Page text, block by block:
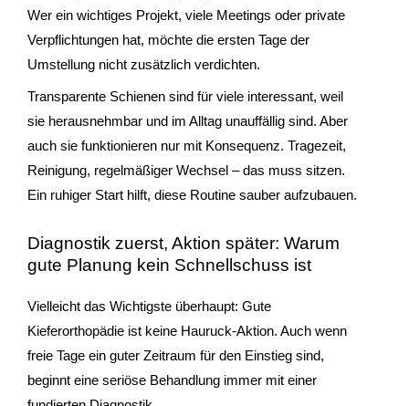
Wer ein wichtiges Projekt, viele Meetings oder private
Verpflichtungen hat, möchte die ersten Tage der
Umstellung nicht zusätzlich verdichten.
Transparente Schienen sind für viele interessant, weil
sie herausnehmbar und im Alltag unauffällig sind. Aber
auch sie funktionieren nur mit Konsequenz. Tragezeit,
Reinigung, regelmäßiger Wechsel – das muss sitzen.
Ein ruhiger Start hilft, diese Routine sauber aufzubauen.
Diagnostik zuerst, Aktion später: Warum
gute Planung kein Schnellschuss ist
Vielleicht das Wichtigste überhaupt: Gute
Kieferorthopädie ist keine Hauruck-Aktion. Auch wenn
freie Tage ein guter Zeitraum für den Einstieg sind,
beginnt eine seriöse Behandlung immer mit einer